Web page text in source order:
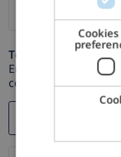
Teléfono *
En caso de que su
correctamente.
Cookies